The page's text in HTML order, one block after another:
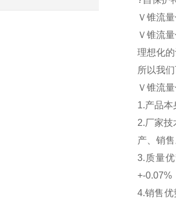
Ｖ锥流
Ｖ锥流
理想化
所以我
Ｖ锥流
1.产品
2.厂家
产、销
3.质量
+-0.07%
4.销售